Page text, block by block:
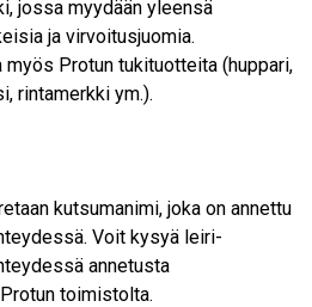
jossa myydään yleensä
ja virvoitusjuomia.
Protun tukituotteita (huppari,
rintamerkki ym.).
kutsumanimi, joka on annettu
Voit kysyä leiri-
annetusta
toimistolta.